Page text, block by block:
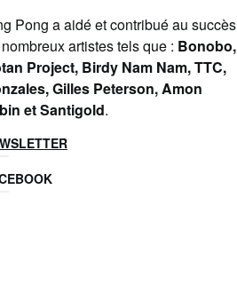
Pong a aidé et contribué au succès
artistes tels que : Bonobo,
Project, Birdy Nam Nam, TTC,
Gilles Peterson, Amon
et Santigold.